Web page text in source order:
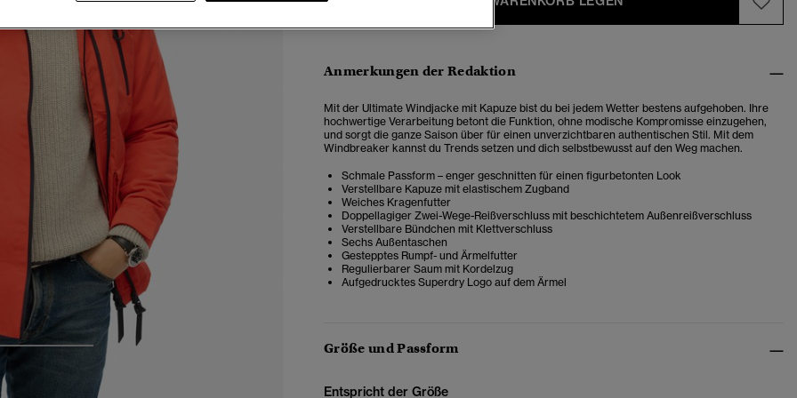
Anmerkungen der Redaktion
Mit der Ultimate Windjacke mit Kapuze bist du bei jedem Wetter bestens aufgehoben. Ihre
hochwertige Verarbeitung betont die Funktion, ohne modische Kompromisse einzugehen,
und sorgt die ganze Saison über für einen unverzichtbaren authentischen Stil. Mit dem
Windbreaker kannst du Trends setzen und dich selbstbewusst auf den Weg machen.
Schmale Passform – enger geschnitten für einen figurbetonten Look
Verstellbare Kapuze mit elastischem Zugband
Weiches Kragenfutter
Doppellagiger Zwei-Wege-Reißverschluss mit beschichtetem Außenreißverschluss
Verstellbare Bündchen mit Klettverschluss
Sechs Außentaschen
Gestepptes Rumpf- und Ärmelfutter
Regulierbarer Saum mit Kordelzug
Aufgedrucktes Superdry Logo auf dem Ärmel
Größe und Passform
Entspricht der Größe